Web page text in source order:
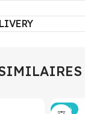
-10%